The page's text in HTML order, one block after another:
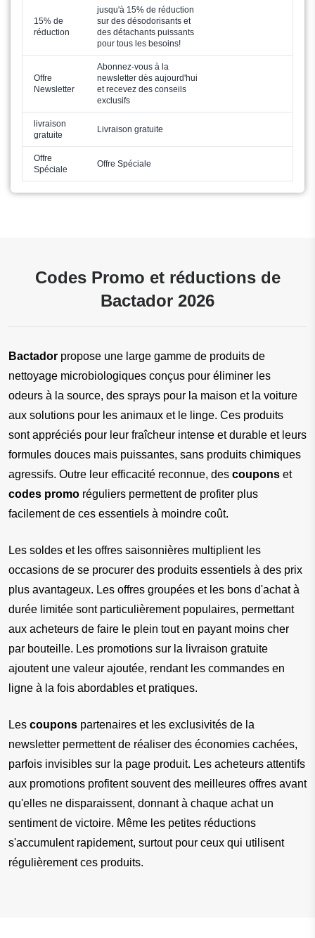
15% de
réduction
jusqu'à 15% de réduction
sur des désodorisants et
des détachants puissants
pour tous les besoins!
Offre
Newsletter
Abonnez-vous à la
newsletter dès aujourd'hui
et recevez des conseils
exclusifs
livraison
gratuite
Livraison gratuite
Offre
Spéciale
Offre Spéciale
Codes Promo et réductions de
Bactador 2026
Bactador propose une large gamme de produits de
nettoyage microbiologiques conçus pour éliminer les
odeurs à la source, des sprays pour la maison et la voiture
aux solutions pour les animaux et le linge. Ces produits
sont appréciés pour leur fraîcheur intense et durable et leurs
formules douces mais puissantes, sans produits chimiques
agressifs. Outre leur efficacité reconnue, des coupons
et
codes promo réguliers permettent de profiter plus
facilement de ces essentiels à moindre coût.
Les soldes et les offres saisonnières multiplient les
occasions de se procurer des produits essentiels à des prix
plus avantageux. Les offres groupées et les bons d'achat à
durée limitée sont particulièrement populaires, permettant
aux acheteurs de faire le plein tout en payant moins cher
par bouteille. Les promotions sur la livraison gratuite
ajoutent une valeur ajoutée, rendant les commandes en
ligne à la fois abordables et pratiques.
Les coupons partenaires et les exclusivités de la
newsletter permettent de réaliser des économies cachées,
parfois invisibles sur la page produit. Les acheteurs attentifs
aux promotions profitent souvent des meilleures offres avant
qu'elles ne disparaissent, donnant à chaque achat un
sentiment de victoire. Même les petites réductions
s'accumulent rapidement, surtout pour ceux qui utilisent
régulièrement ces produits.